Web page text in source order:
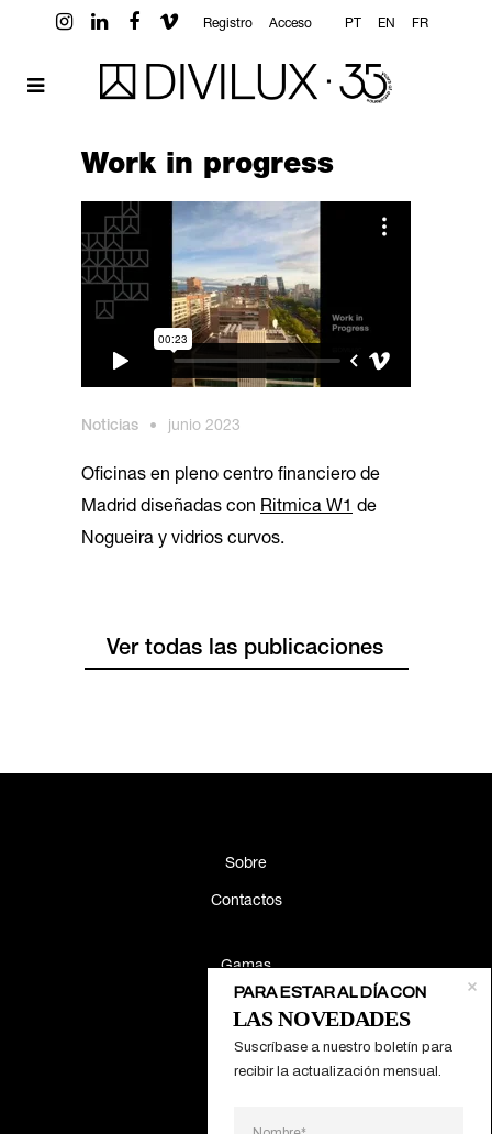
Registro Acceso PT EN FR
Work in progress
Noticias • junio 2023
Oficinas en pleno centro financiero de
Madrid diseñadas con Ritmica W1 de
Nogueira y vidrios curvos.
Ver todas las publicaciones
Sobre
Contactos
Gamas
Catálogos
Making Of
PARA ESTAR AL DÍA CON
Suscríbase a nuestro boletín para
recibir la actualización mensual.
LAS NOVEDADES